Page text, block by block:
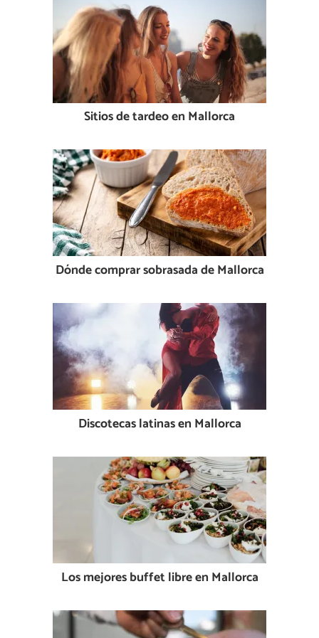
Sitios de tardeo en Mallorca
Dónde comprar sobrasada de Mallorca
Discotecas latinas en Mallorca
Los mejores buffet libre en Mallorca